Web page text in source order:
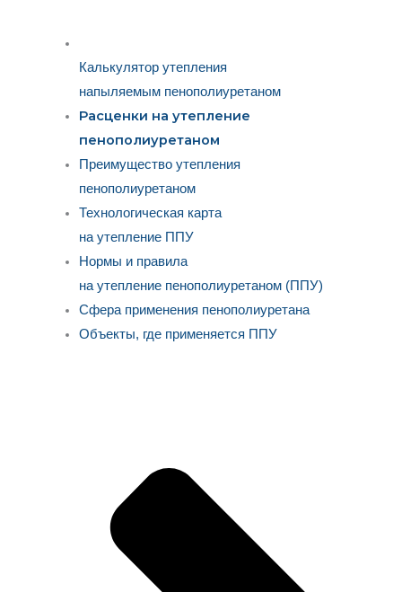
Калькулятор утепления
напыляемым пенополиуретаном
Расценки на утепление
пенополиуретаном
Преимущество утепления
пенополиуретаном
Технологическая карта
на утепление ППУ
Нормы и правила
на утепление пенополиуретаном (ППУ)
Сфера применения пенополиуретана
Объекты, где применяется ППУ